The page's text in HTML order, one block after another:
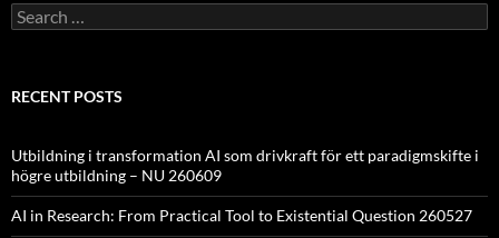
Search
for:
RECENT POSTS
Utbildning i transformation AI som drivkraft för ett paradigmskifte i
högre utbildning – NU 260609
AI in Research: From Practical Tool to Existential Question 260527